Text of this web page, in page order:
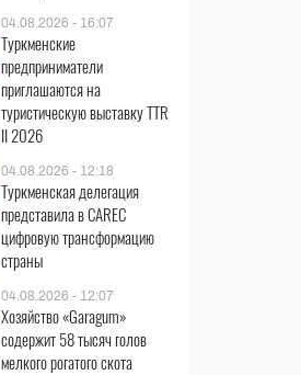
04.08.2026 - 16:07
Туркменские
предприниматели
приглашаются на
туристическую выставку TTR
II 2026
04.08.2026 - 12:18
Туркменская делегация
представила в CAREC
цифровую трансформацию
страны
04.08.2026 - 12:07
Хозяйство «Garagum»
содержит 58 тысяч голов
мелкого рогатого скота